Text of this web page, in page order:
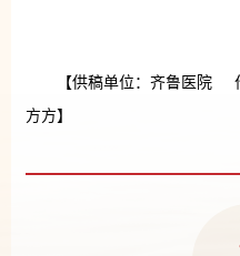
【供稿单位：齐鲁医院
方方】